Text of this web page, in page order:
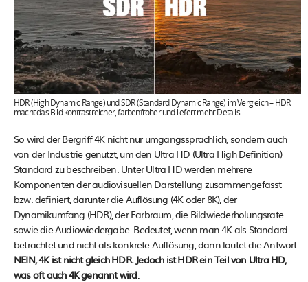
HDR (High Dynamic Range) und SDR (Standard Dynamic Range) im Vergleich – HDR
macht das Bild kontrastreicher, farbenfroher und liefert mehr Details
So wird der Bergriff 4K nicht nur umgangssprachlich, sondern auch
von der Industrie genutzt, um den Ultra HD (Ultra High Definition)
Standard zu beschreiben. Unter Ultra HD werden mehrere
Komponenten der audiovisuellen Darstellung zusammengefasst
bzw. definiert, darunter die Auflösung (4K oder 8K), der
Dynamikumfang (HDR), der Farbraum, die Bildwiederholungsrate
sowie die Audiowiedergabe. Bedeutet, wenn man 4K als Standard
betrachtet und nicht als konkrete Auflösung, dann lautet die Antwort:
NEIN, 4K ist nicht gleich HDR. Jedoch ist HDR ein Teil von Ultra HD,
was oft auch 4K genannt wird